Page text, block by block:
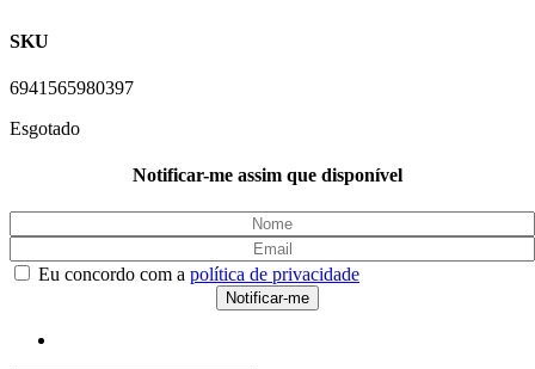
SKU
6941565980397
Esgotado
Notificar-me assim que disponível
Eu concordo com a política de privacidade